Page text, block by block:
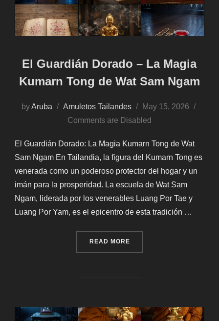
El Guardián Dorado – La Magia
Kumarn Tong de Wat Sam Ngam
byAruba Amuletos Tailandes
Posted
on
May 15, 2026
Comments are Disabled
El Guardián Dorado: La Magia Kumarn Tong de Wat
Sam Ngam En Tailandia, la figura del Kumarn Tong es
venerada como un poderoso protector del hogar y un
imán para la prosperidad. La escuela de Wat Sam
Ngam, liderada por los venerables Luang Por Tae y
Luang Por Yam, es el epicentro de esta tradición …
READ MORE“EL GUARDIÁN DORADO –